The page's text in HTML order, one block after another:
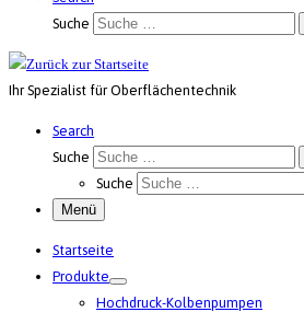
Suche
Ihr Spezialist für Oberflächentechnik
Search
Suche
Suche
Menü
Startseite
Produkte
Hochdruck-Kolbenpumpen